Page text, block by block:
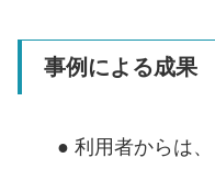
事例による成果
● 利用者からは